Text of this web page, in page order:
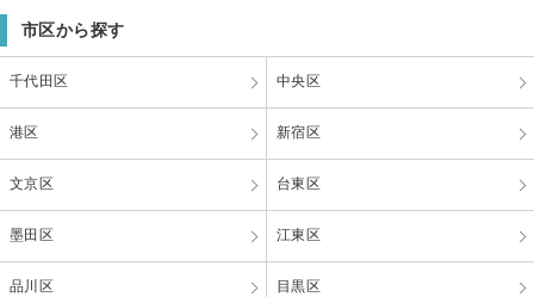
市区から探す
千代田区 中央区
港区 新宿区
文京区 台東区
墨田区 江東区
品川区 目黒区